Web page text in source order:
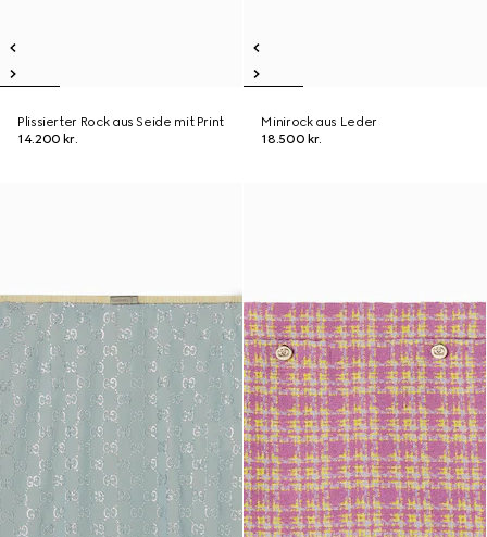
Plissierter Rock aus Seide mit Print
14.200 kr.
Minirock aus Leder
18.500 kr.